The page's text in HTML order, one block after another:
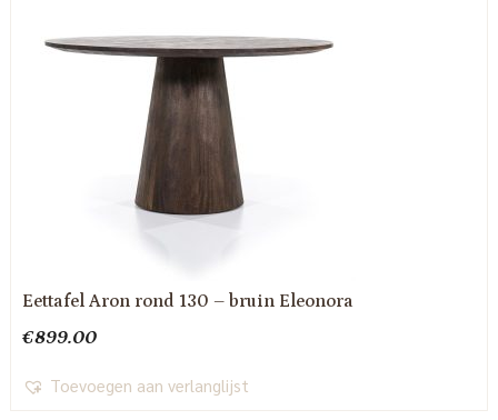
Eettafel Aron rond 130 – bruin Eleonora
€899.00
Toevoegen aan verlanglijst